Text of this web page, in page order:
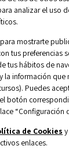
Navegación
Entradas
siguientes
analizar el uso
mostrarte
tus preferencias
tus hábitos de
la información que
Puedes
botón
“Configuración
de Cookies
enlaces.